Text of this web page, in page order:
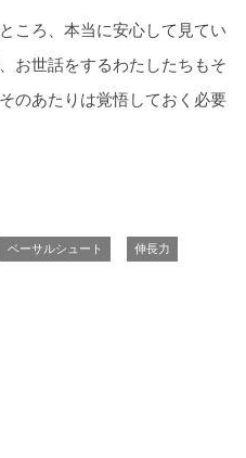
ころ、本当に安心して見てい
お世話をするわたしたちもそ
のあたりは覚悟しておく必要
ベーサルシュート 伸長力